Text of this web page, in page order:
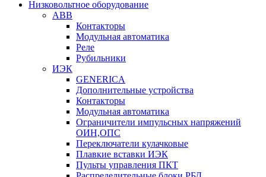
Низковольтное оборудование
ABB
Контакторы
Модульная автоматика
Реле
Рубильники
ИЭК
GENERICA
Дополнительные устройства
Контакторы
Модульная автоматика
Ограничители импульсных напряжений
ОИН,ОПС
Переключатели кулачковые
Плавкие вставки ИЭК
Пульты управления ПКТ